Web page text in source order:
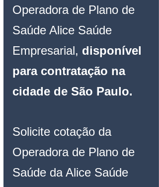
Operadora de Plano de
Saúde Alice Saúde
Empresarial, disponível
para contratação na
cidade de São Paulo.
Solicite cotação da
Operadora de Plano de
Saúde da Alice Saúde